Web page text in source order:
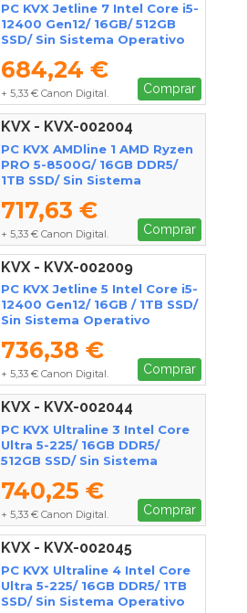
PC KVX Jetline 7 Intel Core i5-
12400 Gen12/ 16GB/ 512GB
SSD/ Sin Sistema Operativo
684,24 €
+ 5,33 € Canon Digital. Comprar
KVX - KVX-002004
PC KVX AMDline 1 AMD Ryzen
PRO 5-8500G/ 16GB DDR5/
1TB SSD/ Sin Sistema
717,63 €
+ 5,33 € Canon Digital. Comprar
KVX - KVX-002009
PC KVX Jetline 5 Intel Core i5-
12400 Gen12/ 16GB / 1TB SSD/
Sin Sistema Operativo
736,38 €
+ 5,33 € Canon Digital. Comprar
KVX - KVX-002044
PC KVX Ultraline 3 Intel Core
Ultra 5-225/ 16GB DDR5/
512GB SSD/ Sin Sistema
740,25 €
+ 5,33 € Canon Digital. Comprar
KVX - KVX-002045
PC KVX Ultraline 4 Intel Core
Ultra 5-225/ 16GB DDR5/ 1TB
SSD/ Sin Sistema Operativo